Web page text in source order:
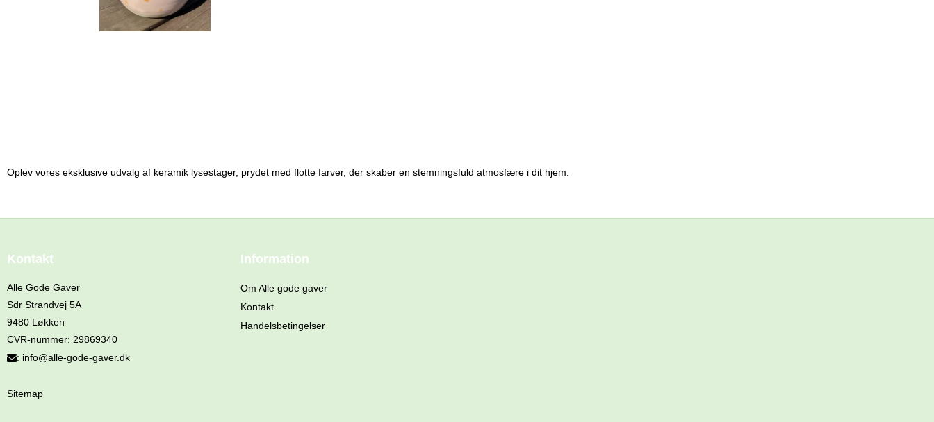
Oplev vores eksklusive udvalg af keramik lysestager, prydet med flotte farver, der skaber en stemningsfuld atmosfære i dit hjem.
Kontakt
Alle Gode Gaver
Sdr Strandvej 5A
9480 Løkken
CVR-nummer: 29869340
: info@alle-gode-gaver.dk
Sitemap
Information
Om Alle gode gaver
Kontakt
Handelsbetingelser